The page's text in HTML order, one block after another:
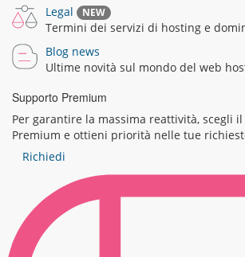
Legal
NEW
Termini dei servizi di hosting e
Blog news
Ultime novità sul mondo del web
Supporto Premium
Per garantire la massima reattività, scegli
Premium e ottieni priorità nelle tue
Richiedi